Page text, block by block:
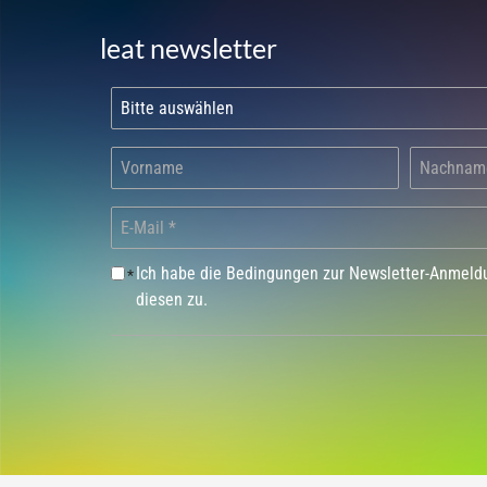
leat newsletter
*Ich habe die Bedingungen zur Newsletter-
diesen zu.